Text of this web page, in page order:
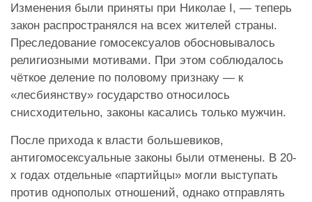
Изменения были приняты при Николае I, — теперь
закон распространялся на всех жителей страны.
Преследование гомосексуалов обосновывалось
религиозными мотивами. При этом соблюдалось
чёткое деление по половому признаку — к
«лесбиянству» государство относилось
снисходительно, законы касались только мужчин.
После прихода к власти большевиков,
антигомосексуальные законы были отменены. В 20-
х годах отдельные «партийцы» могли выступать
против однополых отношений, однако отправлять